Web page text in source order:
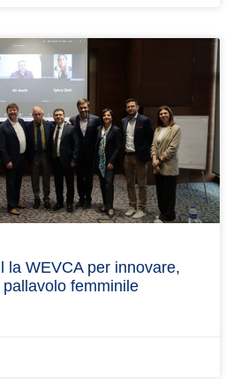
la WEVCA per innovare,
femminile